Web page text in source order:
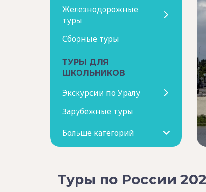
Железнодорожные
туры
Сборные туры
ТУРЫ ДЛЯ
ШКОЛЬНИКОВ
Экскурсии по Уралу
Зарубежные туры
Больше категорий
Туры по России